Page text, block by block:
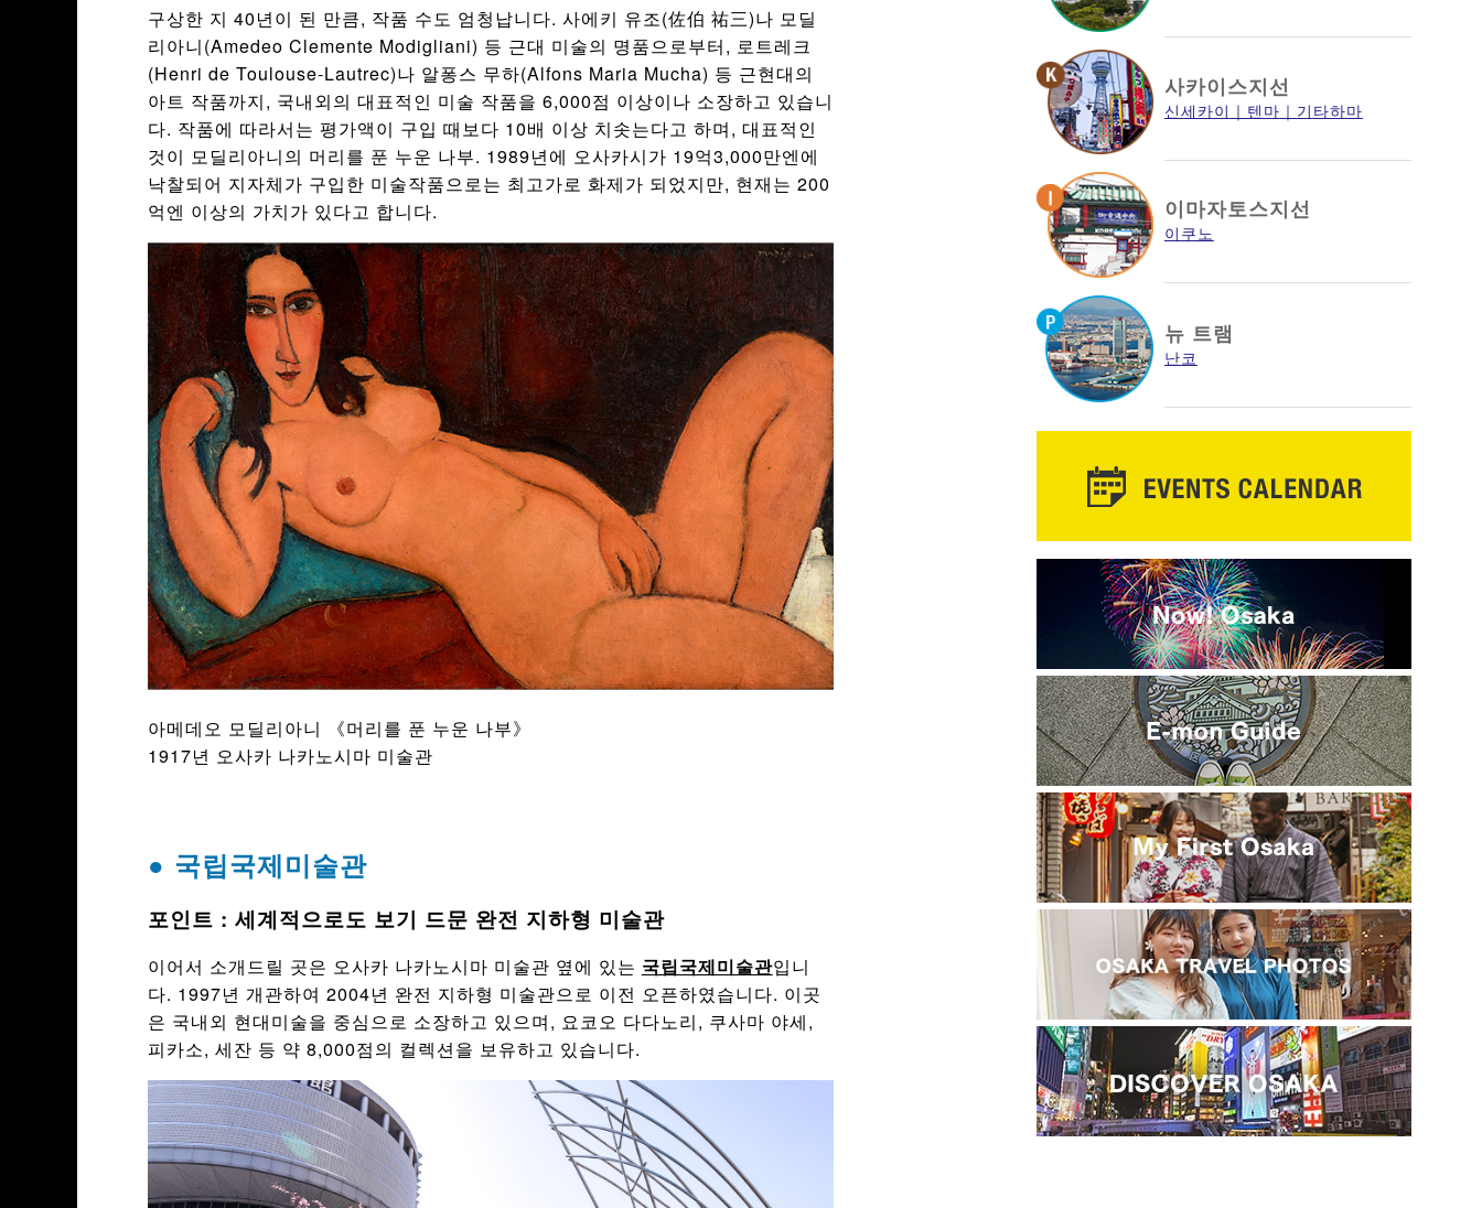
구상한 지 40년이 된 만큼, 작품 수도 엄청납니다. 사에키 유조(佐伯 祐三)나 모딜
리아니(Amedeo Clemente Modigliani) 등 근대 미술의 명품으로부터, 로트레크
(Henri de Toulouse-Lautrec)나 알퐁스 무하(Alfons Maria Mucha) 등 근현대의
아트 작품까지, 국내외의 대표적인 미술 작품을 6,000점 이상이나 소장하고 있습니
다. 작품에 따라서는 평가액이 구입 때보다 10배 이상 치솟는다고 하며, 대표적인
것이 모딜리아니의 머리를 푼 누운 나부. 1989년에 오사카시가 19억3,000만엔에
낙찰되어 지자체가 구입한 미술작품으로는 최고가로 화제가 되었지만, 현재는 200
억엔 이상의 가치가 있다고 합니다.
아메데오 모딜리아니 《머리를 푼 누운 나부》
1917년 오사카 나카노시마 미술관
● 국립국제미술관
포인트 : 세계적으로도 보기 드문 완전 지하형 미술관
이어서 소개드릴 곳은 오사카 나카노시마 미술관 옆에 있는 국립국제미술관입니
다. 1997년 개관하여 2004년 완전 지하형 미술관으로 이전 오픈하였습니다. 이곳
은 국내외 현대미술을 중심으로 소장하고 있으며, 요코오 다다노리, 쿠사마 야세,
피카소, 세잔 등 약 8,000점의 컬렉션을 보유하고 있습니다.
사카이스지선
신세카이 텐마 기타하마
이마자토스지선
이쿠노
뉴 트램
난코